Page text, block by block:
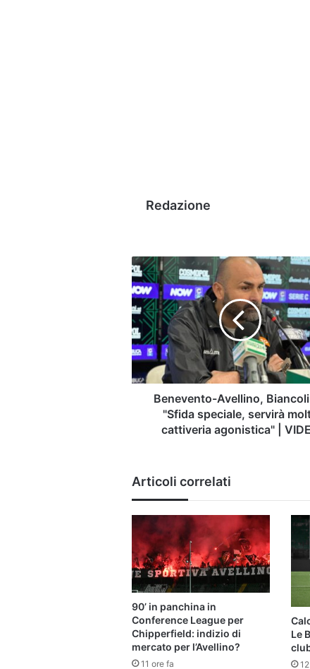
Redazione
Benevento-
Avellino,
Biancolino:
"Sfida
speciale,
servirà
molta
cattiveria
agonistica"
Benevento-Avellino,
"Sfida speciale, servirà
cattiveria agonistica" |
Articoli correlati
90’ in panchina in
Conference League per
Chipperfield: indizio di
mercato per l’Avellino?
11 ore fa
Le